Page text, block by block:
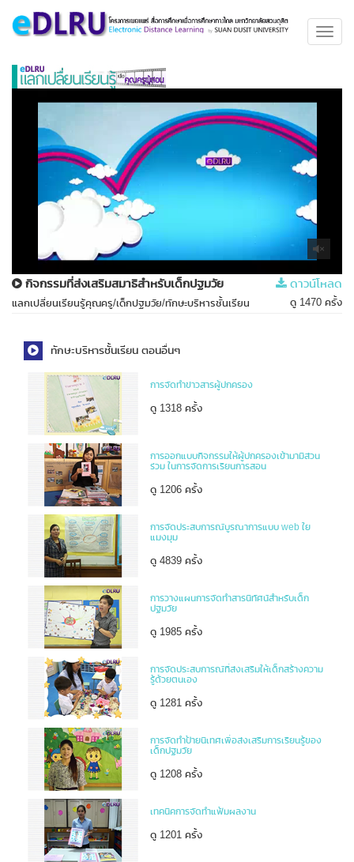
กิจกรรมที่ส่งเสริมสมาธิสำหรับเด็กปฐมวัย ดาวน์โหลด
แลกเปลี่ยนเรียนรู้คุณครู/เด็กปฐมวัย/ทักษะบริหารชั้นเรียน ดู 1470 ครั้ง
ทักษะบริหารชั้นเรียน ตอนอื่นๆ
การจัดทำข่าวสารผู้ปกครอง
ดู 1318 ครั้ง
การออกแบบกิจกรรมให้ผู้ปกครองเข้ามามีส่วน
ร่วม ในการจัดการเรียนการสอน
ดู 1206 ครั้ง
การจัดประสบการณ์บูรณาการแบบ web ใย
แมงมุม
ดู 4839 ครั้ง
การวางแผนการจัดทำสารนิทัศน์สำหรับเด็ก
ปฐมวัย
ดู 1985 ครั้ง
การจัดประสบการณ์ที่ส่งเสริมให้เด็กสร้างความ
รู้ด้วยตนเอง
ดู 1281 ครั้ง
การจัดทำป้ายนิเทศเพื่อส่งเสริมการเรียนรู้ของ
เด็กปฐมวัย
ดู 1208 ครั้ง
เทคนิคการจัดทำแฟ้มผลงาน
ดู 1201 ครั้ง